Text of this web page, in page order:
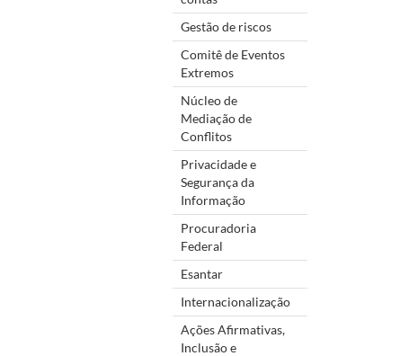
Gestão de riscos
Comitê de Eventos
Extremos
Núcleo de
Mediação de
Conflitos
Privacidade e
Segurança da
Informação
Procuradoria
Federal
Esantar
Internacionalização
Ações Afirmativas,
Inclusão e